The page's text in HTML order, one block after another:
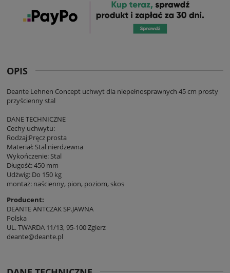
OPIS
Deante Lehnen Concept uchwyt dla niepełnosprawnych 45 cm prosty
przyścienny stal
DANE TECHNICZNE
Cechy uchwytu:
Rodzaj:Pręcz prosta
Materiał: Stal nierdzewna
Wykończenie: Stal
Długość: 450 mm
Udżwig: Do 150 kg
montaż: naścienny, pion, poziom, skos
Producent:
DEANTE ANTCZAK SP.JAWNA
Polska
UL. TWARDA 11/13, 95-100 Zgierz
deante@deante.pl